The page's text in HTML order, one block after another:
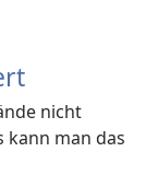
nicht
kann man das